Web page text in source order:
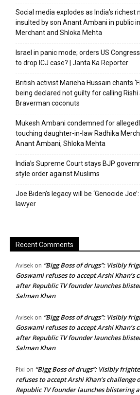
Social media explodes as India’s richest
insulted by son Anant Ambani in public
Merchant and Shloka Mehta
Israel in panic mode; orders US
to drop ICJ case? | Janta Ka Reporter
British activist Marieha Hussain chants
being declared not guilty for calling Rishi
Braverman coconuts
Mukesh Ambani condemned for
touching daughter-in-law Radhika
Anant Ambani, Shloka Mehta
India’s Supreme Court stays BJP
style order against Muslims
Joe Biden’s legacy will be ‘Genocide
lawyer
Recent Comments
Avisek on “Bigg Boss of drugs”: Visibly
Goswami refuses to accept Arshi Khan’s
after Republic TV founder launches
Salman Khan
Avisek on “Bigg Boss of drugs”: Visibly
Goswami refuses to accept Arshi Khan’s
after Republic TV founder launches
Salman Khan
Pixi on “Bigg Boss of drugs”: Visibly
refuses to accept Arshi Khan’s challenge
Republic TV founder launches blistering